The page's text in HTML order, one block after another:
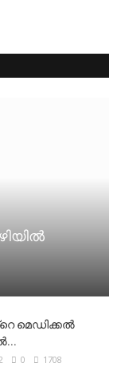
മെഡിക്കൽ
0 1708